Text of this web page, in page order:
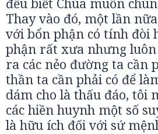
Thay vào đó, một lần
với bổn phận có tính đòi
phận rất xưa nhưng
ra các nẻo đường ta cần
thần ta cần phải có để
dám cho là thấu đáo, tôi
các hiền huynh một số
là hữu ích đối với sứ